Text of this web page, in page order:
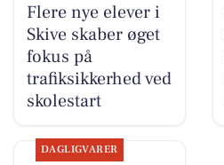
Flere nye elever i
Skive skaber øget
fokus på
trafiksikkerhed ved
skolestart
DAGLIGVARER